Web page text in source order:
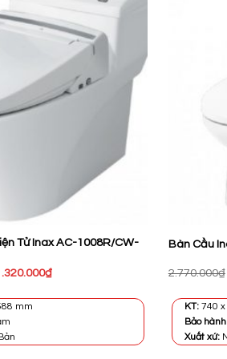
Tử Inax AC-1008R/CW-
₫Giá
mm
Bàn Cầu
2.770.000₫
KT: 740
Bảo
Xuất xứ: